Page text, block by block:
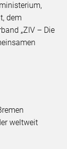
dem
„ZIV – Die
weltweit